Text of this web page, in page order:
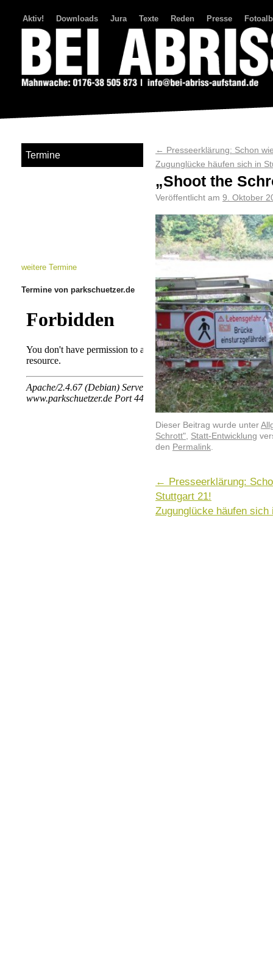
Aktiv! Downloads Jura Texte Reden Presse
← Presseerklärung: Schon
Zugunglücke häufen sich in
„Shoot the
Veröffentlicht am 9. Oktober
Dieser Beitrag wurde unter
Schrott", Statt-Entwicklung
den Permalink.
← Presseerklärung:
Stuttgart 21!
Zugunglücke häufen
Termine
weitere Termine
Termine von parkschuetzer.de